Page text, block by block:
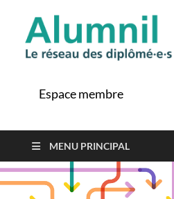
Espace membre
MENU PRINCIPAL